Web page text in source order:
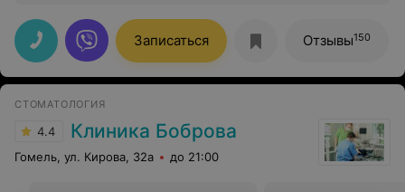
помогла мне и спасла мой зуб! Спасибо огромное!
Записаться Отзывы150
СТОМАТОЛОГИЯ
4.4 Клиника Боброва
Гомель, ул. Кирова, 32а до 21:00